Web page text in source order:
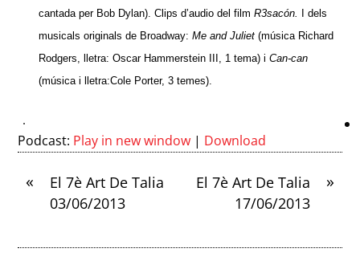
cantada per Bob Dylan). Clips d’audio del film R3sacón.
I dels
musicals originals de Broadway: Me and Juliet (música Richard
Rodgers, lletra: Oscar Hammerstein III, 1 tema) i Can-can
(música i lletra:Cole Porter, 3 temes).
Podcast: Play in new window | Download
«
El 7è Art De Talia
03/06/2013
»
El 7è Art De Talia
17/06/2013